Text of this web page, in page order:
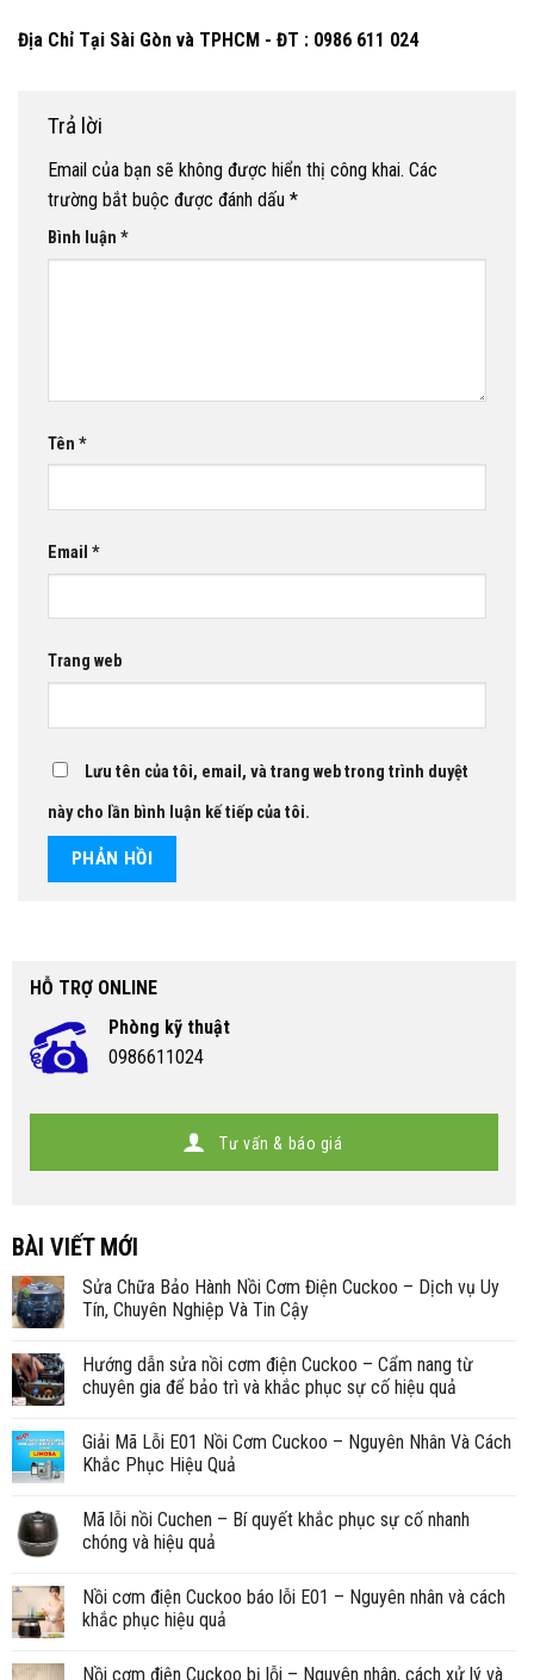
Địa Chỉ Tại Sài Gòn và TPHCM - ĐT : 0986 611 024
Trả lời
Email của bạn sẽ không được hiển thị công khai. Các
trường bắt buộc được đánh dấu *
Bình luận *
Tên *
Email *
Trang web
Lưu tên của tôi, email, và trang web trong trình duyệt
này cho lần bình luận kế tiếp của tôi.
HỖ TRỢ ONLINE
Phòng kỹ thuật
0986611024
Tư vấn & báo giá
BÀI VIẾT MỚI
Sửa Chữa Bảo Hành Nồi Cơm Điện Cuckoo – Dịch vụ Uy
Tín, Chuyên Nghiệp Và Tin Cậy
Hướng dẫn sửa nồi cơm điện Cuckoo – Cẩm nang từ
chuyên gia để bảo trì và khắc phục sự cố hiệu quả
Giải Mã Lỗi E01 Nồi Cơm Cuckoo – Nguyên Nhân Và Cách
Khắc Phục Hiệu Quả
Mã lỗi nồi Cuchen – Bí quyết khắc phục sự cố nhanh
chóng và hiệu quả
Nồi cơm điện Cuckoo báo lỗi E01 – Nguyên nhân và cách
khắc phục hiệu quả
Nồi cơm điện Cuckoo bị lỗi – Nguyên nhân, cách xử lý và